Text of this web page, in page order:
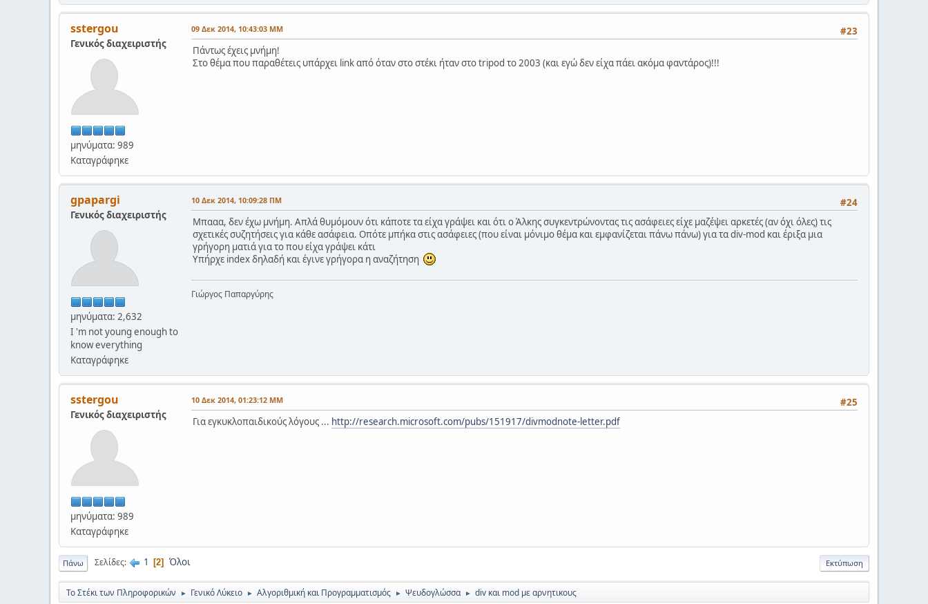
sstergou
Γενικός διαχειριστής
μηνύματα: 989
Καταγράφηκε
#23
09 Δεκ 2014, 10:43:03 ΜΜ
Πάντως έχεις μνήμη!
Στο θέμα που παραθέτεις υπάρχει link από όταν στο στέκι ήταν στο tripod το 2003 (και εγώ δεν είχα πάει ακόμα φαντάρος)!!!
gpapargi
Γενικός διαχειριστής
μηνύματα: 2,632
I 'm not young enough to
know everything
Καταγράφηκε
#24
10 Δεκ 2014, 10:09:28 ΠΜ
Μπααα, δεν έχω μνήμη. Απλά θυμόμουν ότι κάποτε τα είχα γράψει και ότι ο Άλκης συγκεντρώνοντας τις ασάφειες είχε μαζέψει αρκετές (αν όχι όλες) τις
σχετικές συζητήσεις για κάθε ασάφεια. Οπότε μπήκα στις ασάφειες (που είναι μόνιμο θέμα και εμφανίζεται πάνω πάνω) για τα div-mod και έριξα μια
γρήγορη ματιά για το που είχα γράψει κάτι
Υπήρχε index δηλαδή και έγινε γρήγορα η αναζήτηση
Γιώργος Παπαργύρης
sstergou
Γενικός διαχειριστής
μηνύματα: 989
Καταγράφηκε
#25
10 Δεκ 2014, 01:23:12 ΜΜ
Για εγκυκλοπαιδικούς λόγους ... http://research.microsoft.com/pubs/151917/divmodnote-letter.pdf
Εκτύπωση
Πάνω Σελίδες 1 2 Όλοι
Το Στέκι των Πληροφορικών ► Γενικό Λύκειο ► Αλγοριθμική και Προγραμματισμός ► Ψευδογλώσσα ► div και mod με αρνητικους